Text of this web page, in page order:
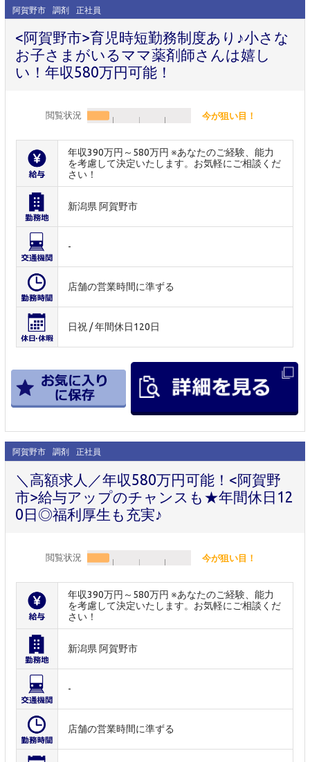
阿賀野市 調剤 正社員
<阿賀野市>育児時短勤務制度あり♪小さな
お子さまがいるママ薬剤師さんは嬉し
い！年収580万円可能！
閲覧状況 今が狙い目！
年収390万円～580万円 ※あなたのご経験、能力
を考慮して決定いたします。お気軽にご相談くだ
さい！
新潟県 阿賀野市
-
店舗の営業時間に準ずる
日祝 / 年間休日120日
阿賀野市 調剤 正社員
＼高額求人／年収580万円可能！<阿賀野
市>給与アップのチャンスも★年間休日12
0日◎福利厚生も充実♪
閲覧状況 今が狙い目！
年収390万円～580万円 ※あなたのご経験、能力
を考慮して決定いたします。お気軽にご相談くだ
さい！
新潟県 阿賀野市
-
店舗の営業時間に準ずる